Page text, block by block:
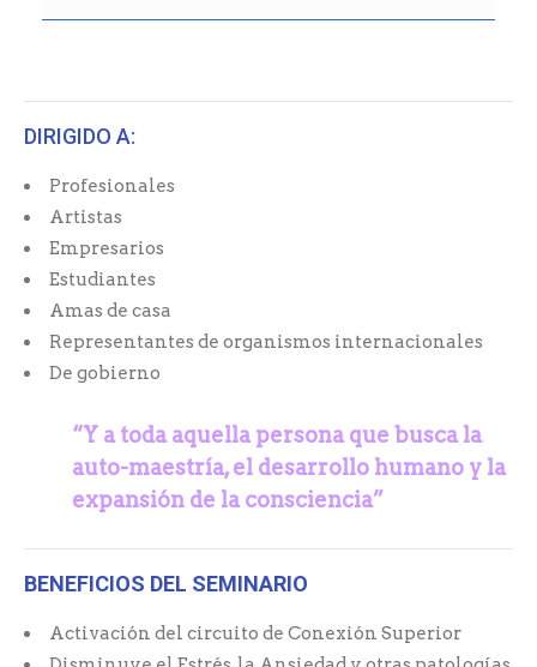
DIRIGIDO A:
Profesionales
Artistas
Empresarios
Estudiantes
Amas de casa
Representantes de organismos internacionales
De gobierno
“Y a toda aquella persona que busca la
auto-maestría,el desarrollo humano y la
expansión de la consciencia”
BENEFICIOS DEL SEMINARIO
Activación del circuito de Conexión Superior